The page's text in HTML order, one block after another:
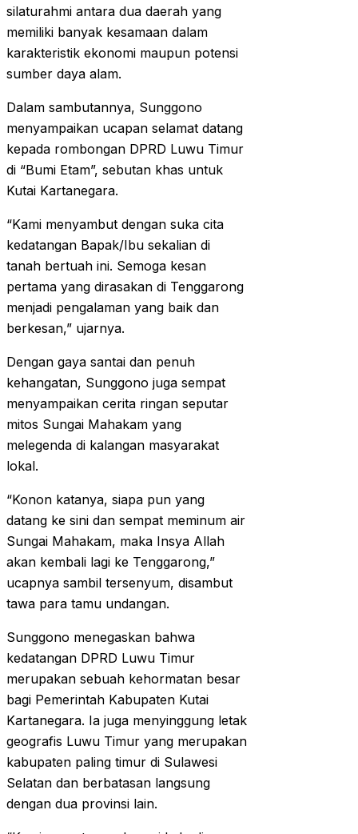
silaturahmi antara dua daerah yang
memiliki banyak kesamaan dalam
karakteristik ekonomi maupun potensi
sumber daya alam.
Dalam sambutannya, Sunggono
menyampaikan ucapan selamat datang
kepada rombongan DPRD Luwu Timur
di “Bumi Etam”, sebutan khas untuk
Kutai Kartanegara.
“Kami menyambut dengan suka cita
kedatangan Bapak/Ibu sekalian di
tanah bertuah ini. Semoga kesan
pertama yang dirasakan di Tenggarong
menjadi pengalaman yang baik dan
berkesan,” ujarnya.
Dengan gaya santai dan penuh
kehangatan, Sunggono juga sempat
menyampaikan cerita ringan seputar
mitos Sungai Mahakam yang
melegenda di kalangan masyarakat
lokal.
“Konon katanya, siapa pun yang
datang ke sini dan sempat meminum air
Sungai Mahakam, maka Insya Allah
akan kembali lagi ke Tenggarong,”
ucapnya sambil tersenyum, disambut
tawa para tamu undangan.
Sunggono menegaskan bahwa
kedatangan DPRD Luwu Timur
merupakan sebuah kehormatan besar
bagi Pemerintah Kabupaten Kutai
Kartanegara. Ia juga menyinggung letak
geografis Luwu Timur yang merupakan
kabupaten paling timur di Sulawesi
Selatan dan berbatasan langsung
dengan dua provinsi lain.